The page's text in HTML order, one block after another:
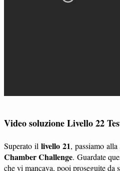
Video soluzione Livello 22
Superato il livello 21, passiamo alla
Chamber Challenge. Guardate
che vi mancava, pooi proseguite da